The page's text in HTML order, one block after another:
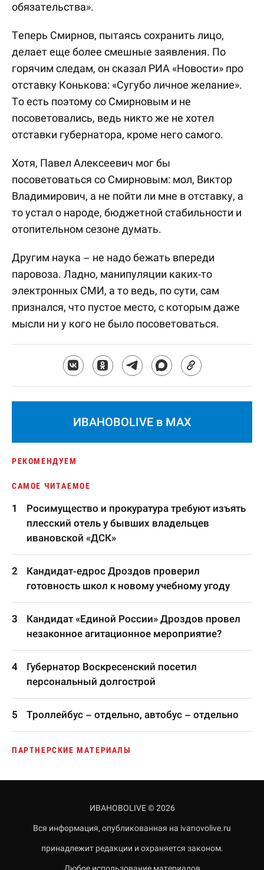
обязательства».
Теперь Смирнов, пытаясь сохранить лицо,
делает еще более смешные заявления. По
горячим следам, он сказал РИА «Новости» про
отставку Конькова: «Сугубо личное желание».
То есть поэтому со Смирновым и не
посоветовались, ведь никто же не хотел
отставки губернатора, кроме него самого.
Хотя, Павел Алексеевич мог бы
посоветоваться со Смирновым: мол, Виктор
Владимирович, а не пойти ли мне в отставку, а
то устал о народе, бюджетной стабильности и
отопительном сезоне думать.
Другим наука – не надо бежать впереди
паровоза. Ладно, манипуляции каких-то
электронных СМИ, а то ведь, по сути, сам
признался, что пустое место, с которым даже
мысли ни у кого не было посоветоваться.
ИВАНОВОLIVE в MAX
РЕКОМЕНДУЕМ
САМОЕ ЧИТАЕМОЕ
Росимущество и прокуратура требуют изъять
плесский отель у бывших владельцев
ивановской «ДСК»
Кандидат-едрос Дроздов проверил
готовность школ к новому учебному угоду
Кандидат «Единой России» Дроздов провел
незаконное агитационное мероприятие?
Губернатор Воскресенский посетил
персональный долгострой
Троллейбус – отдельно, автобус – отдельно
ПАРТНЕРСКИЕ МАТЕРИАЛЫ
ИВАНОВОLIVE © 2026
Вся информация, опубликованная на ivanovolive.ru
принадлежит редакции и охраняется законом.